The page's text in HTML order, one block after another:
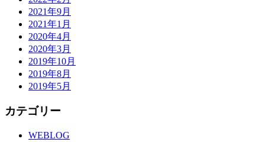
2021年9月
2021年1月
2020年4月
2020年3月
2019年10月
2019年8月
2019年5月
カテゴリー
WEBLOG